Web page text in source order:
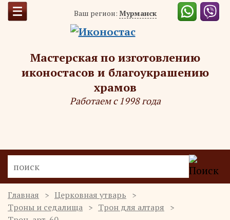
Ваш регион: Мурманск
Мастерская по изготовлению
иконостасов и благоукрашению
храмов
Работаем с 1998 года
Главная
Церковная утварь
Троны и седалища
Трон для алтаря